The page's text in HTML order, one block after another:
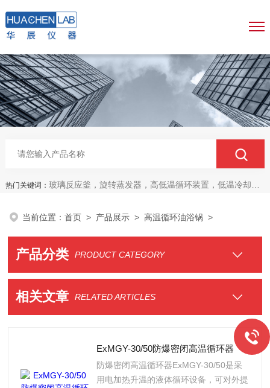
热门关键词： 玻璃反应釜，旋转蒸发器，高低温循环装置，低温冷却液循环泵，真空冷冻干燥机
当前位置：首页 > 产品展示 >高温循环油浴锅 >
产品分类 PRODUCT CATEGORY
相关文章 RELATED ARTICLES
ExMGY-30/50防爆密闭高温循环器
防爆密闭高温循环器ExMGY-30/50是采
用电加热升温的液体循环设备，可对外提